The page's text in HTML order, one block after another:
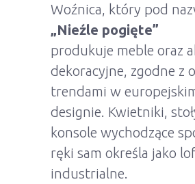
Woźnica, który pod
„Nieźle pogięte”
produkuje meble oraz
dekoracyjne, zgodne z
trendami w
designie. Kwietniki,
konsole wychodzące
ręki sam określa jako
industrialne.